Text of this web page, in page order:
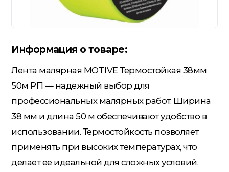
Гипсокартон и комплектующие
Декоративные штукатурки
(готовые)
Картон; Плёнки; Мешки для
строительного мусора
Краски; Грунтовки; Пропитки
Информация о товаре:
Лента малярная MOTIVE Термостойкая 38мм
50м РП — надежный выбор для
профессиональных малярных работ. Ширина
38 мм и длина 50 м обеспечивают удобство в
использовании. Термостойкость позволяет
применять при высоких температурах, что
делает ее идеальной для сложных условий.